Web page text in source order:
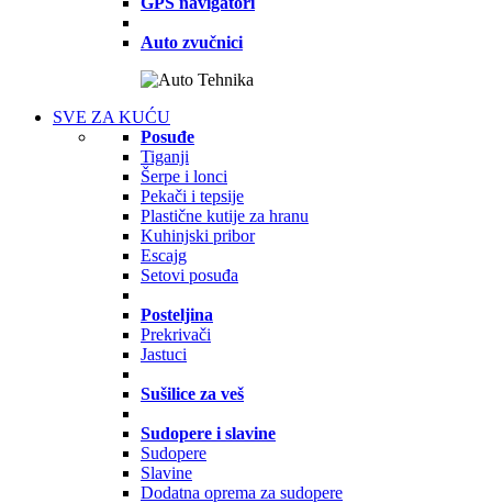
Auto zvučnici
SVE ZA KUĆU
Posuđe
Tiganji
Šerpe i lonci
Pekači i tepsije
Plastične kutije za hranu
Kuhinjski pribor
Escajg
Setovi posuđa
Posteljina
Prekrivači
Jastuci
Sušilice za veš
Sudopere i slavine
Sudopere
Slavine
Dodatna oprema za sudopere